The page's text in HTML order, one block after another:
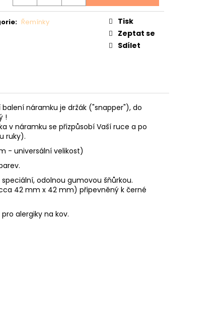
: Řemínky
Tisk
Zeptat se
Sdílet
balení náramku je držák ("snapper"), do
!
v náramku se přizpůsobí Vaší ruce a po
ruky).
- universální velikost)
odolnou gumovou šňůrkou.
42 mm x 42 mm) připevněný k černé
alergiky na kov.